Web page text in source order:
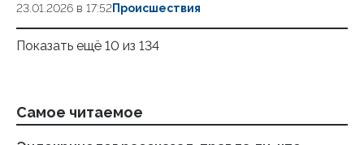
23.01.2026 в 17:52Происшествия
Показать ещё 10 из 134
Самое читаемое